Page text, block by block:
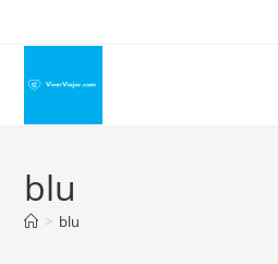
conteúdo
blu
> blu